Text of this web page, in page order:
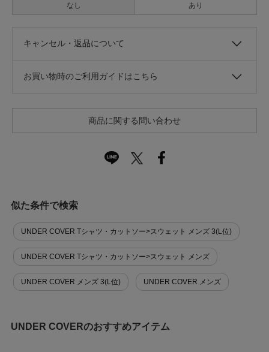
なし あり
キャンセル・返品について
お買い物時のご利用ガイドはこちら
商品に関する問い合わせ
似た条件で検索
UNDER COVER Tシャツ・カットソー>スウェット メンズ 3(L位)
UNDER COVER Tシャツ・カットソー>スウェット メンズ
UNDER COVER メンズ 3(L位) UNDER COVER メンズ
UNDER COVERのおすすめアイテム